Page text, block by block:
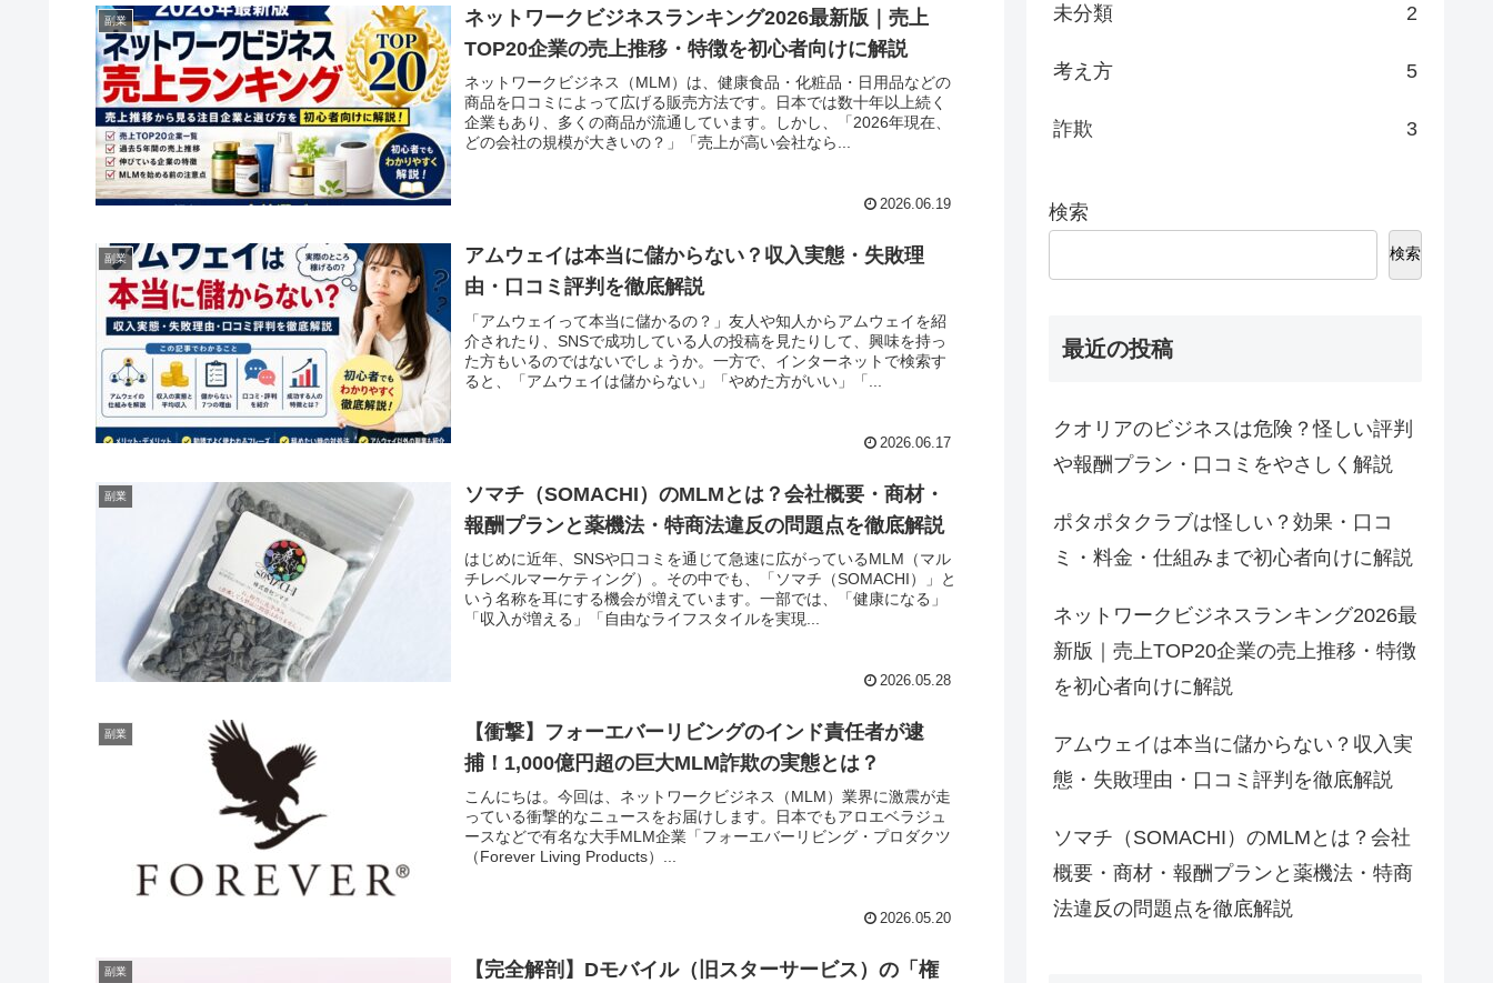
副業
ネットワークビジネスランキング2026最新版｜売上
TOP20企業の売上推移・特徴を初心者向けに解説
ネットワークビジネス（MLM）は、健康食品・化粧品・日用品などの
商品を口コミによって広げる販売方法です。日本では数十年以上続く
企業もあり、多くの商品が流通しています。しかし、「2026年現在、
どの会社の規模が大きいの？」「売上が高い会社なら...
2026.06.19
副業
アムウェイは本当に儲からない？収入実態・失敗理
由・口コミ評判を徹底解説
「アムウェイって本当に儲かるの？」友人や知人からアムウェイを紹
介されたり、SNSで成功している人の投稿を見たりして、興味を持っ
た方もいるのではないでしょうか。一方で、インターネットで検索す
ると、「アムウェイは儲からない」「やめた方がいい」「...
2026.06.17
副業
ソマチ（SOMACHI）のMLMとは？会社概要・商材・
報酬プランと薬機法・特商法違反の問題点を徹底解説
はじめに近年、SNSや口コミを通じて急速に広がっているMLM（マル
チレベルマーケティング）。その中でも、「ソマチ（SOMACHI）」と
いう名称を耳にする機会が増えています。一部では、「健康になる」
「収入が増える」「自由なライフスタイルを実現...
2026.05.28
副業
【衝撃】フォーエバーリビングのインド責任者が逮
捕！1,000億円超の巨大MLM詐欺の実態とは？
こんにちは。今回は、ネットワークビジネス（MLM）業界に激震が走
っている衝撃的なニュースをお届けします。日本でもアロエベラジュ
ースなどで有名な大手MLM企業「フォーエバーリビング・プロダクツ
（Forever Living Products）...
2026.05.20
副業
【完全解剖】Dモバイル（旧スターサービス）の「権
未分類 2
考え方 5
詐欺 3
検索
検索
最近の投稿
クオリアのビジネスは危険？怪しい評判
や報酬プラン・口コミをやさしく解説
ポタポタクラブは怪しい？効果・口コ
ミ・料金・仕組みまで初心者向けに解説
ネットワークビジネスランキング2026最
新版｜売上TOP20企業の売上推移・特徴
を初心者向けに解説
アムウェイは本当に儲からない？収入実
態・失敗理由・口コミ評判を徹底解説
ソマチ（SOMACHI）のMLMとは？会社
概要・商材・報酬プランと薬機法・特商
法違反の問題点を徹底解説